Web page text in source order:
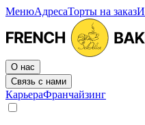
МенюАдресаТорты на заказ
О нас
Связь с нами
КарьераФранчайзинг